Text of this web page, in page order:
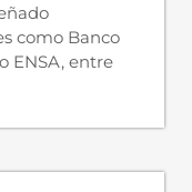
como Banco
ENSA, entre